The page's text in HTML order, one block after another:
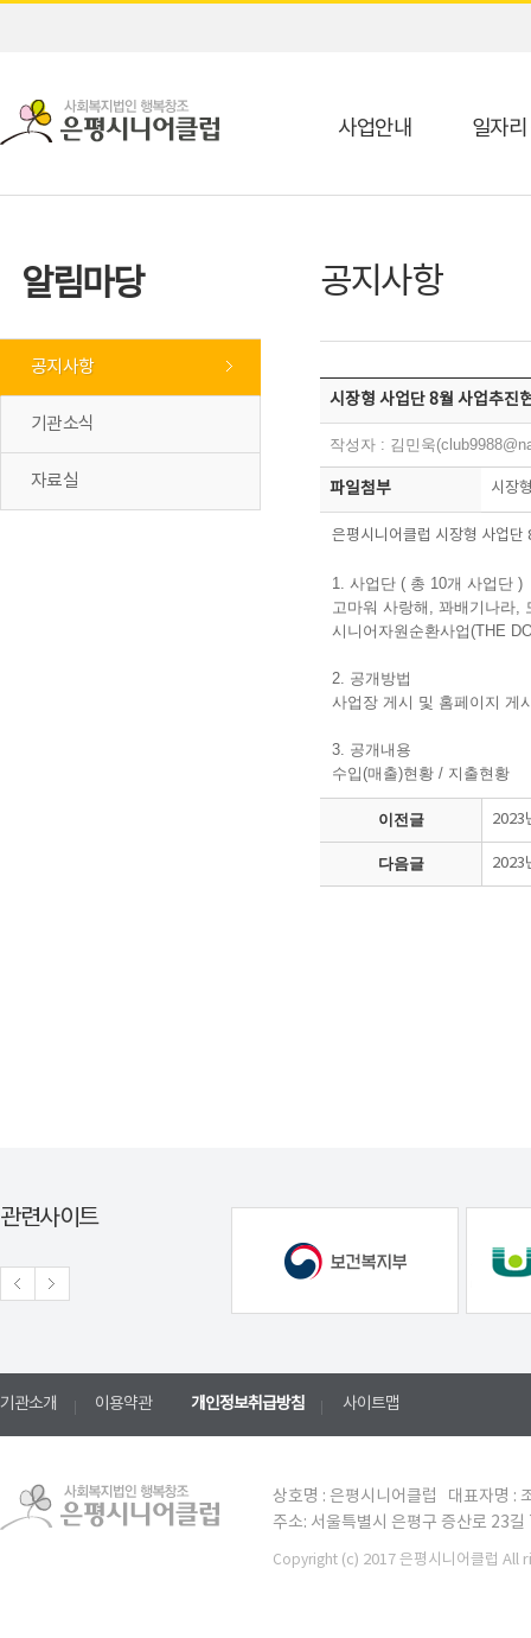
사업안내 일자
알림마당
공지사항
기관소식
자료실
공지사항
시장형 사업단 8월 사업추진
작성자 : 김민욱
파일첨부 시장
은평시니어클럽 시장형 사업단
1. 사업단 ( 총 10개 사업단 )
고마워 사랑해, 꽈배기나라,
시니어자원순환사업(THE
2. 공개방법
사업장 게시 및 홈페이지 게
3. 공개내용
수입(매출)현황 / 지출현황
이전글 2023
다음글 2023
관련사이트
기관소개 이용약관 개인정보취급방침 사이트맵
상호명 : 은평시니어클럽 대표자명
주소: 서울특별시 은평구 증산로
Copyright (c) 2017 은평시니어클럽